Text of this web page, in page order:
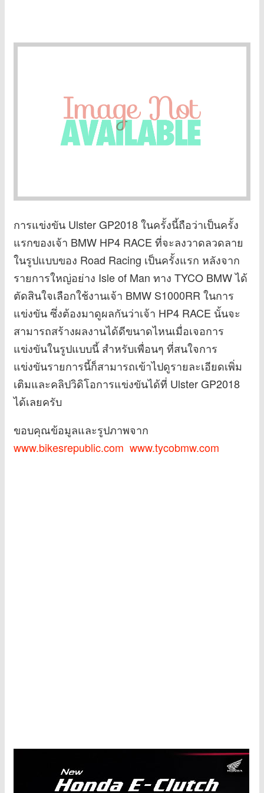
การแข่งขัน Ulster GP2018 ในครั้งนี้ถือว่าเป็นครั้ง
แรกของเจ้า BMW HP4 RACE ที่จะลงวาดลวดลาย
ในรูปแบบของ Road Racing เป็นครั้งแรก หลังจาก
รายการใหญ่อย่าง Isle of Man ทาง TYCO BMW ได้
ตัดสินใจเลือกใช้งานเจ้า BMW S1000RR ในการ
แข่งขัน ซึ่งต้องมาดูผลกันว่าเจ้า HP4 RACE นั้นจะ
สามารถสร้างผลงานได้ดีขนาดไหนเมื่อเจอการ
แข่งขันในรูปแบบนี้ สำหรับเพื่อนๆ ที่สนใจการ
แข่งขันรายการนี้ก็สามารถเข้าไปดูรายละเอียดเพิ่ม
เติมและคลิปวิดิโอการแข่งขันได้ที่ Ulster GP2018
ได้เลยครับ
ขอบคุณข้อมูลและรูปภาพจาก
www.bikesrepublic.com www.tycobmw.com